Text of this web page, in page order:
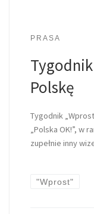
PRASA
Polskę
Tygodnik
„Polska OK!”, w
zupełnie inny
"Wprost"